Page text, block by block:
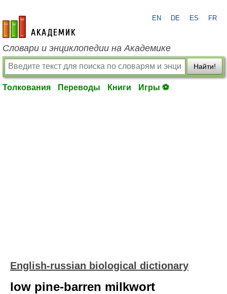
academic.ru
EN DE ES FR
Словари и энциклопедии на Академике
Найти!
Толкования Переводы Книги Игры ⚽
English-russian biological dictionary
low pine-barren milkwort